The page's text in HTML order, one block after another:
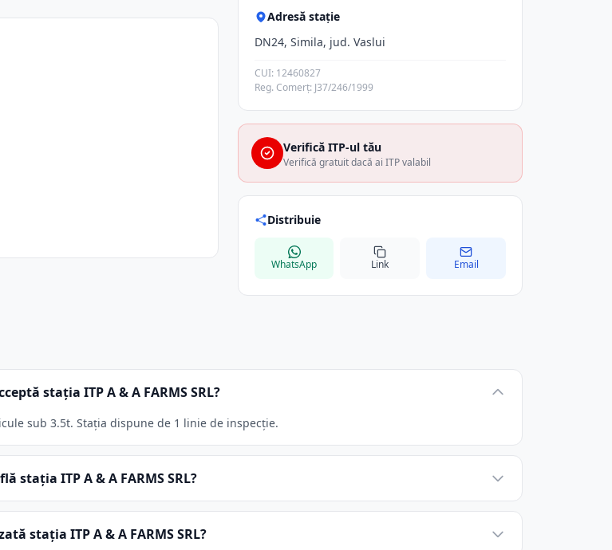
Adresă stație
DN24, Simila, jud. Vaslui
CUI: 12460827
Reg. Comerț: J37/246/1999
Verifică ITP-ul tău
Verifică gratuit dacă ai ITP valabil
Distribuie
WhatsApp Link Email
stația ITP A & A FARMS SRL?
sub 3.5t. Stația dispune de 1 linie de inspecție.
stația ITP A & A FARMS SRL?
stația ITP A & A FARMS SRL?